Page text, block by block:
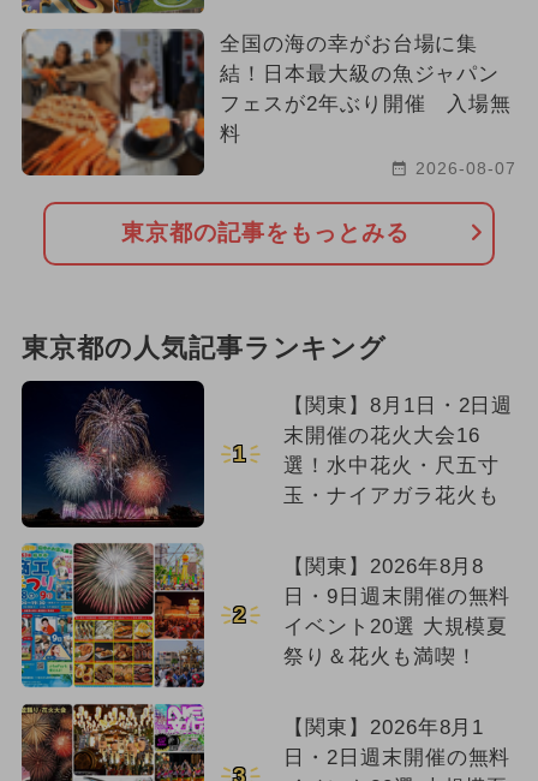
全国の海の幸がお台場に集
結！日本最大級の魚ジャパン
フェスが2年ぶり開催 入場無
料
2026-08-07
東京都の記事をもっとみる
東京都の人気記事ランキング
1
【関東】8月1日・2日週
末開催の花火大会16
選！水中花火・尺五寸
玉・ナイアガラ花火も
2
【関東】2026年8月8
日・9日週末開催の無料
イベント20選 大規模夏
祭り＆花火も満喫！
3
【関東】2026年8月1
日・2日週末開催の無料